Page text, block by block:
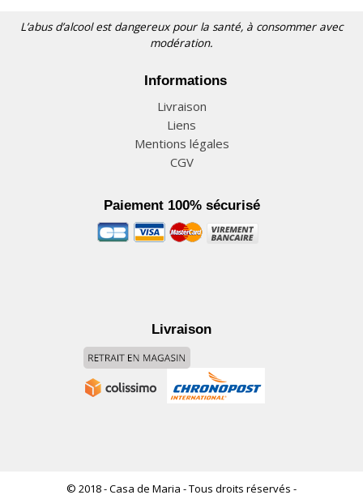
L’abus d’alcool est dangereux pour la santé, à consommer avec
modération.
Informations
Livraison
Liens
Mentions légales
CGV
Paiement 100% sécurisé
Livraison
© 2018 - Casa de Maria - Tous droits réservés -